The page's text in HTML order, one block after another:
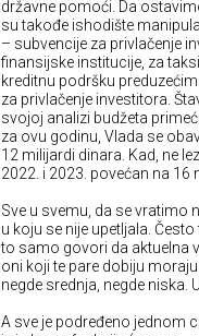
državne pomoći. Da
su takođe ishodište
– subvencije za privlačenje
finansijske institucije, za
kreditnu podršku
za privlačenje investitora.
svojoj analizi budžeta
za ovu godinu, Vlada se
12 milijardi dinara. Kad, ne
2022. i 2023. povećan na 16
Sve u svemu, da se vratimo
u koju se nije upetljala.
to samo govori da aktuelna
oni koji te pare dobiju
negde srednja, negde
A sve je podređeno jednom